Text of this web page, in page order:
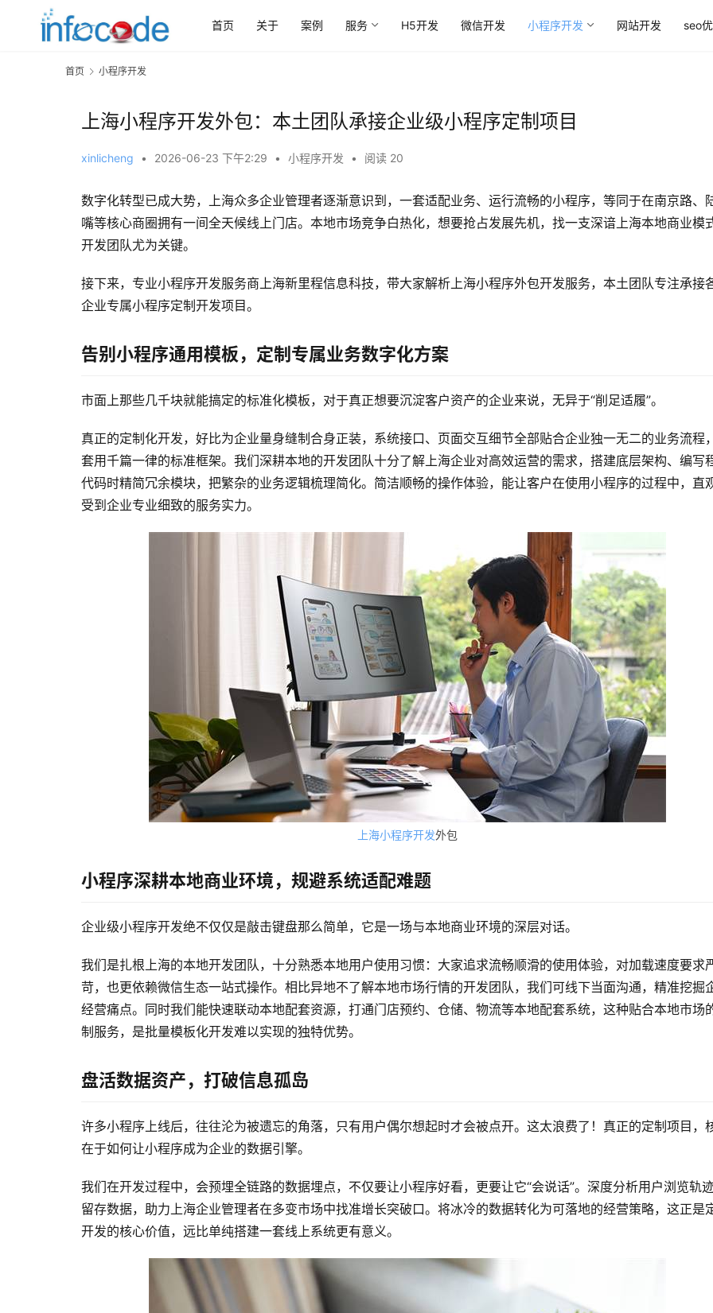
首页 关于 案例 服务 H5开发 微信开发 小程序开发 网站开发 seo
首页 小程序开发
上海小程序开发外包：本土团队承接企业级小程序定制项目
xinlicheng • 2026-06-23 下午2:29 • 小程序开发 • 阅读 20
数字化转型已成大势，上海众多企业管理者逐渐意识到，一套适配业务、运行流畅的小程序，等同于在南京路、
嘴等核心商圈拥有一间全天候线上门店。本地市场竞争白热化，想要抢占发展先机，找一支深谙上海本地商业模
开发团队尤为关键。
接下来，专业小程序开发服务商上海新里程信息科技，带大家解析上海小程序外包开发服务，本土团队专注承接
企业专属小程序定制开发项目。
告别小程序通用模板，定制专属业务数字化方案
市面上那些几千块就能搞定的标准化模板，对于真正想要沉淀客户资产的企业来说，无异于“削足适履”。
真正的定制化开发，好比为企业量身缝制合身正装，系统接口、页面交互细节全部贴合企业独一无二的业务流程
套用千篇一律的标准框架。我们深耕本地的开发团队十分了解上海企业对高效运营的需求，搭建底层架构、编写
代码时精简冗余模块，把繁杂的业务逻辑梳理简化。简洁顺畅的操作体验，能让客户在使用小程序的过程中，直
受到企业专业细致的服务实力。
上海小程序开发外包
小程序深耕本地商业环境，规避系统适配难题
企业级小程序开发绝不仅仅是敲击键盘那么简单，它是一场与本地商业环境的深层对话。
我们是扎根上海的本地开发团队，十分熟悉本地用户使用习惯：大家追求流畅顺滑的使用体验，对加载速度要求
苛，也更依赖微信生态一站式操作。相比异地不了解本地市场行情的开发团队，我们可线下当面沟通，精准挖掘
经营痛点。同时我们能快速联动本地配套资源，打通门店预约、仓储、物流等本地配套系统，这种贴合本地市场
制服务，是批量模板化开发难以实现的独特优势。
盘活数据资产，打破信息孤岛
许多小程序上线后，往往沦为被遗忘的角落，只有用户偶尔想起时才会被点开。这太浪费了！真正的定制项目，
在于如何让小程序成为企业的数据引擎。
我们在开发过程中，会预埋全链路的数据埋点，不仅要让小程序好看，更要让它“会说话”。 深度分析用户浏览轨
留存数据，助力上海企业管理者在多变市场中找准增长突破口。将冰冷的数据转化为可落地的经营策略，这正是
开发的核心价值，远比单纯搭建一套线上系统更有意义。